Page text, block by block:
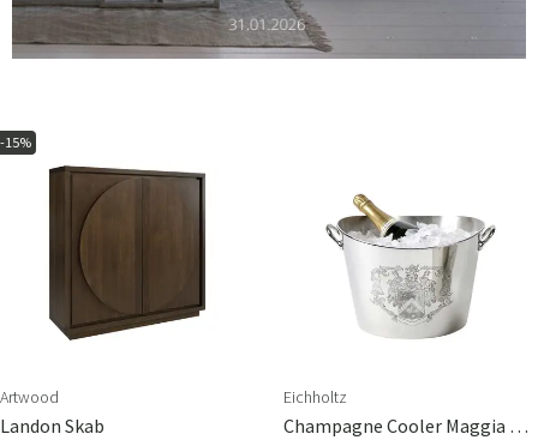
-15%
Artwood
Landon Skab
Eichholtz
Champagne Cooler Maggia Nickel Finish